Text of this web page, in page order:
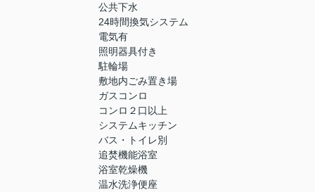
公共下水
24時間換気システム
電気有
照明器具付き
駐輪場
敷地内ごみ置き場
ガスコンロ
コンロ２口以上
システムキッチン
バス・トイレ別
追焚機能浴室
浴室乾燥機
温水洗浄便座